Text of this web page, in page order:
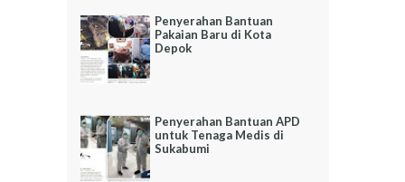
Penyerahan Bantuan
Pakaian Baru di Kota
Depok
Penyerahan Bantuan APD
untuk Tenaga Medis di
Sukabumi